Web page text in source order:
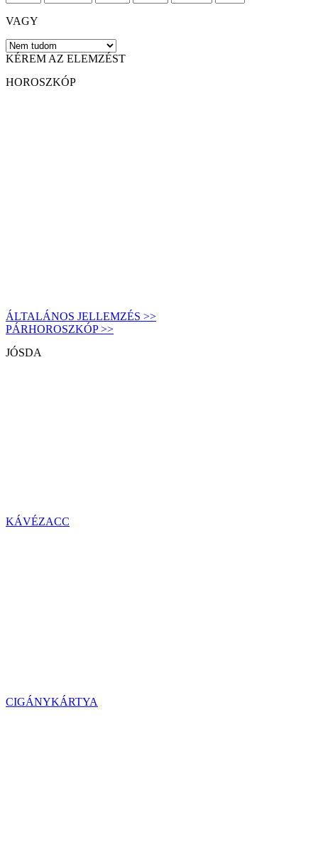
VAGY
KÉREM AZ ELEMZÉST
HOROSZKÓP
ÁLTALÁNOS JELLEMZÉS >>
PÁRHOROSZKÓP >>
JÓSDA
KÁVÉZACC
CIGÁNYKÁRTYA